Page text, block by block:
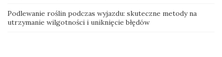
Podlewanie roślin podczas wyjazdu: skuteczne metody na
utrzymanie wilgotności i uniknięcie błędów